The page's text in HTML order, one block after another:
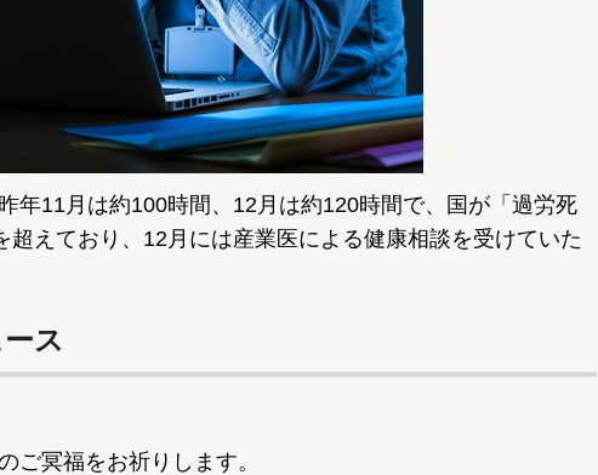
年11月は約100時間、12月は約120時間で、国が「過労死
超えており、12月には産業医による健康相談を受けていた
ス
冥福をお祈りします。